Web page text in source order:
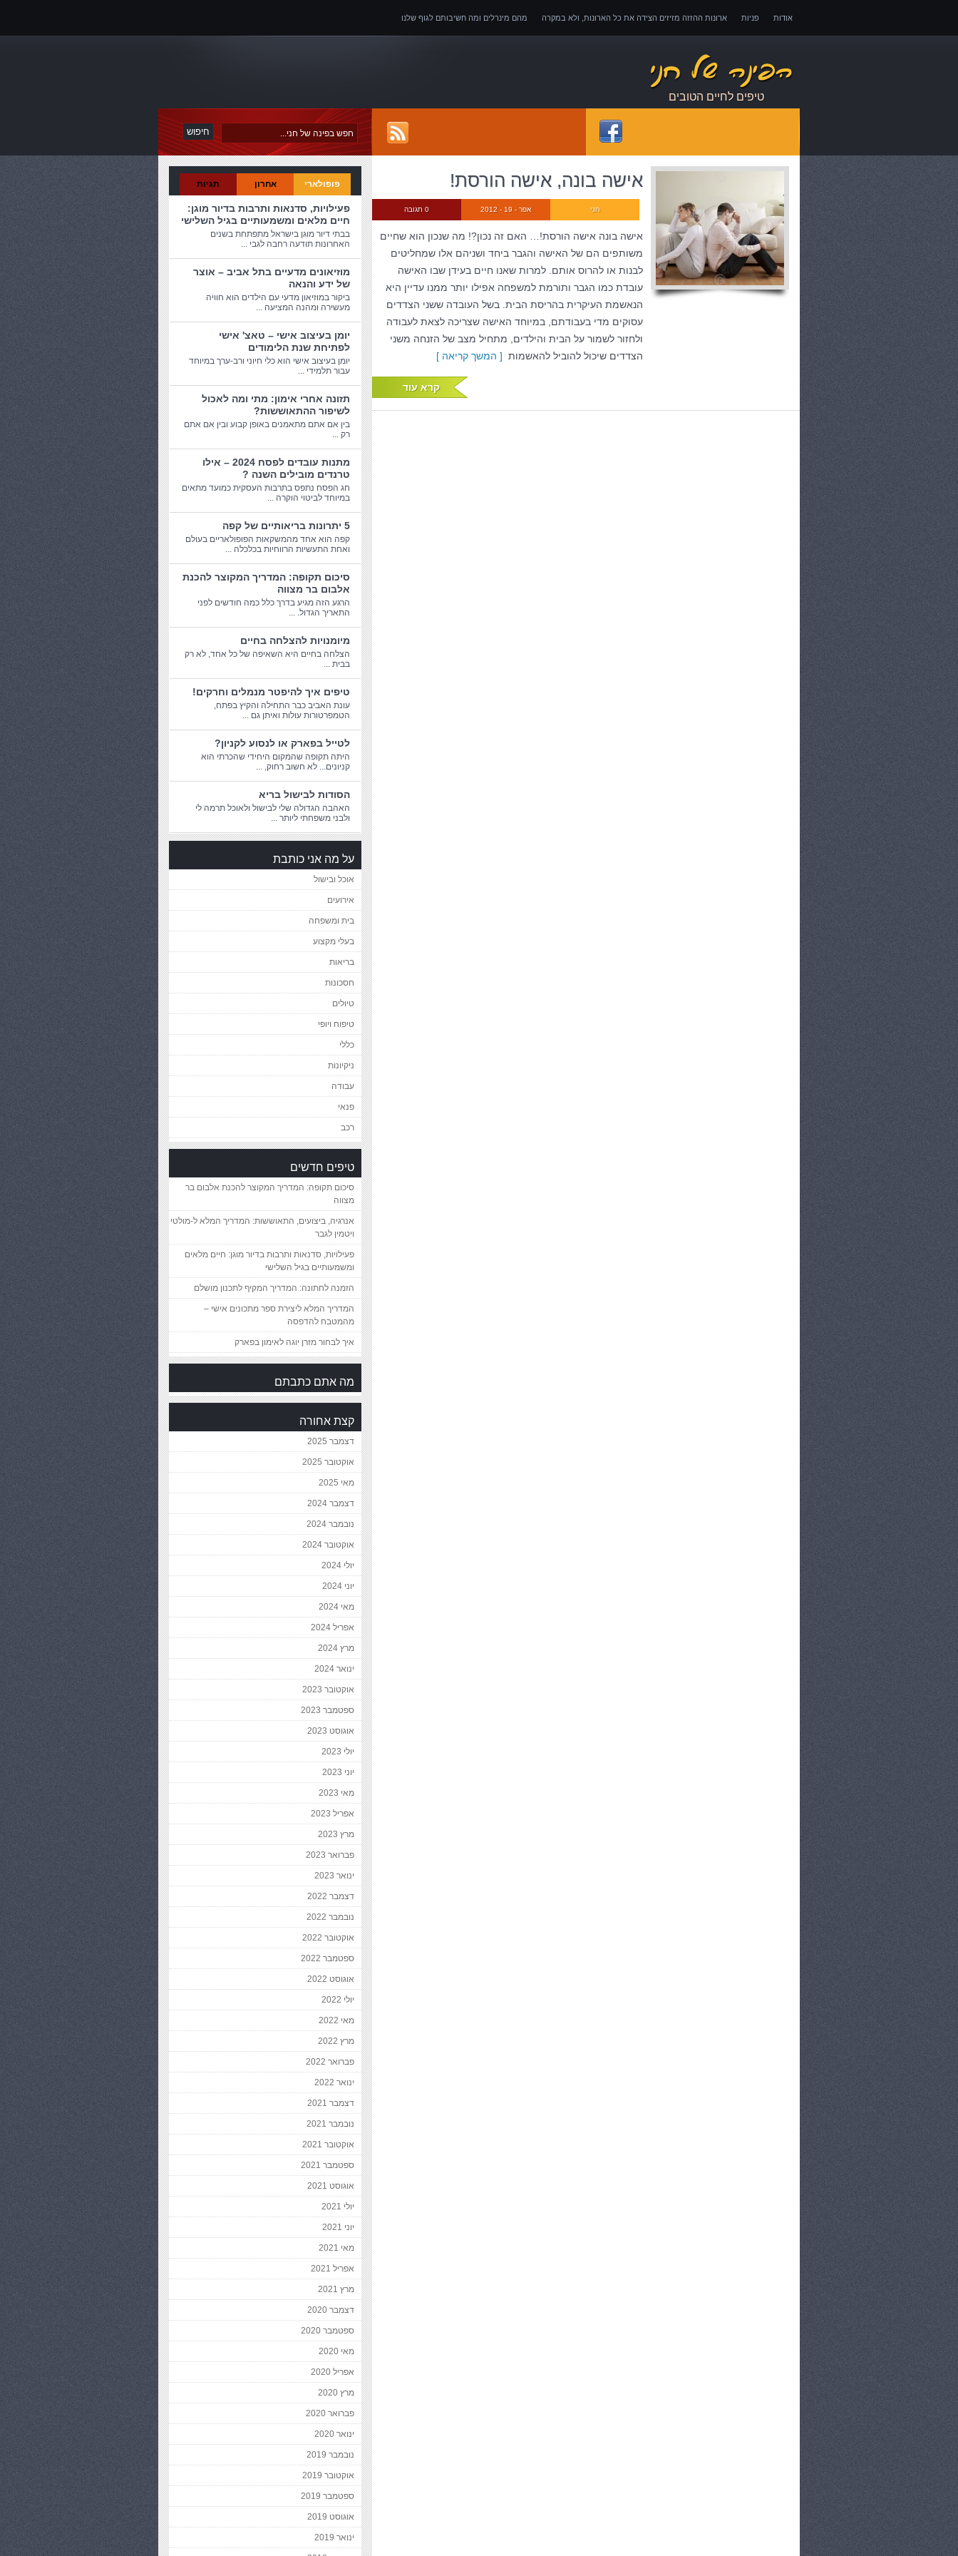
אודות פניות ארונות ההזזה מזיזים הצידה את כל הארונות, ולא במקרה מהם מינרלים ומה חשיבותם לגוף שלנו
אובדן כושר עבודה – כיצד לממש זכויות במקרה של אובדן כושר עבודה
טיפים לחיים הטובים
אישה בונה, אישה הורסת!
0 תגובה אפר - 19 - 2012 חני
אישה בונה אישה הורסת!… האם זה נכון?! מה שנכון הוא שחיים
משותפים הם של האישה והגבר ביחד ושניהם אלו שמחליטים
לבנות או להרוס אותם. למרות שאנו חיים בעידן שבו האישה
עובדת כמו הגבר ותורמת למשפחה אפילו יותר ממנו עדיין היא
הנאשמת העיקרית בהריסת הבית. בשל העובדה ששני הצדדים
עסוקים מדי בעבודתם, במיוחד האישה שצריכה לצאת לעבודה
ולחזור לשמור על הבית והילדים, מתחיל מצב של הזנחה משני
הצדדים שיכול להוביל להאשמות [ המשך קריאה ]
קרא עוד
פופולארי אחרון תגיות
פעילויות, סדנאות ותרבות בדיור מוגן:
חיים מלאים ומשמעותיים בגיל השלישי
בבתי דיור מוגן בישראל מתפתחת בשנים
האחרונות תודעה רחבה לגבי ...
מוזיאונים מדעיים בתל אביב – אוצר
של ידע והנאה
ביקור במוזיאון מדעי עם הילדים הוא חוויה
מעשירה ומהנה המציעה ...
יומן בעיצוב אישי – טאצ' אישי
לפתיחת שנת הלימודים
יומן בעיצוב אישי הוא כלי חיוני ורב-ערך במיוחד
עבור תלמידי ...
תזונה אחרי אימון: מתי ומה לאכול
לשיפור ההתאוששות?
בין אם אתם מתאמנים באופן קבוע ובין אם אתם
רק ...
מתנות עובדים לפסח 2024 – אילו
טרנדים מובילים השנה ?
חג הפסח נתפס בתרבות העסקית כמועד מתאים
במיוחד לביטוי הוקרה ...
5 יתרונות בריאותיים של קפה
קפה הוא אחד מהמשקאות הפופולאריים בעולם
ואחת התעשיות הרווחיות בכלכלה ...
סיכום תקופה: המדריך המקוצר להכנת
אלבום בר מצווה
הרגע הזה מגיע בדרך כלל כמה חודשים לפני
התאריך הגדול. ...
מיומנויות להצלחה בחיים
הצלחה בחיים היא השאיפה של כל אחד, לא רק
בבית ...
טיפים איך להיפטר מנמלים וחרקים!
עונת האביב כבר התחילה והקיץ בפתח,
הטמפרטורות עולות ואיתן גם ...
לטייל בפארק או לנסוע לקניון?
היתה תקופה שהמקום היחידי שהכרתי הוא
קניונים... לא חשוב רחוק, ...
הסודות לבישול בריא
האהבה הגדולה שלי לבישול ולאוכל תרמה לי
ולבני משפחתי ליותר ...
על מה אני כותבת
אוכל ובישול
אירועים
בית ומשפחה
בעלי מקצוע
בריאות
חסכונות
טיולים
טיפוח ויופי
כללי
ניקיונות
עבודה
פנאי
רכב
טיפים חדשים
סיכום תקופה: המדריך המקוצר להכנת אלבום בר
מצווה
אנרגיה, ביצועים, התאוששות: המדריך המלא ל-מולטי
ויטמין לגבר
פעילויות, סדנאות ותרבות בדיור מוגן: חיים מלאים
ומשמעותיים בגיל השלישי
הזמנה לחתונה: המדריך המקיף לתכנון מושלם
המדריך המלא ליצירת ספר מתכונים אישי –
מהמטבח להדפסה
איך לבחור מזרן יוגה לאימון בפארק
מה אתם כתבתם
קצת אחורה
דצמבר 2025
אוקטובר 2025
מאי 2025
דצמבר 2024
נובמבר 2024
אוקטובר 2024
יולי 2024
יוני 2024
מאי 2024
אפריל 2024
מרץ 2024
ינואר 2024
אוקטובר 2023
ספטמבר 2023
אוגוסט 2023
יולי 2023
יוני 2023
מאי 2023
אפריל 2023
מרץ 2023
פברואר 2023
ינואר 2023
דצמבר 2022
נובמבר 2022
אוקטובר 2022
ספטמבר 2022
אוגוסט 2022
יולי 2022
מאי 2022
מרץ 2022
פברואר 2022
ינואר 2022
דצמבר 2021
נובמבר 2021
אוקטובר 2021
ספטמבר 2021
אוגוסט 2021
יולי 2021
יוני 2021
מאי 2021
אפריל 2021
מרץ 2021
דצמבר 2020
ספטמבר 2020
מאי 2020
אפריל 2020
מרץ 2020
פברואר 2020
ינואר 2020
נובמבר 2019
אוקטובר 2019
ספטמבר 2019
אוגוסט 2019
ינואר 2019